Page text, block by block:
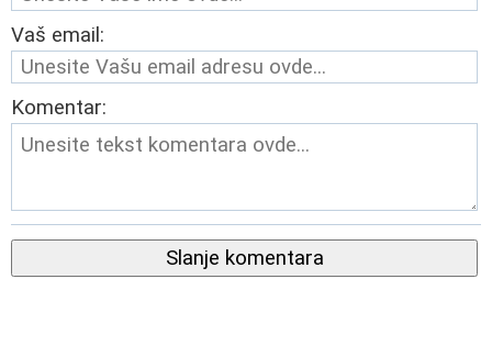
Vaš email:
Komentar:
Slanje komentara